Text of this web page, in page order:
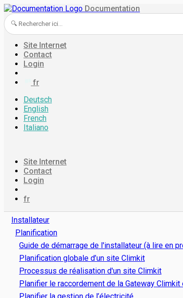
Documentation
Site Internet
Contact
Login
fr
Deutsch
English
French
Italiano
Site Internet
Contact
Login
fr
Installateur
Planification
Guide de démarrage de l'installateur (à lire en
Planification globale d’un site Climkit
Processus de réalisation d'un site Climkit
Planifier le raccordement de la Gateway